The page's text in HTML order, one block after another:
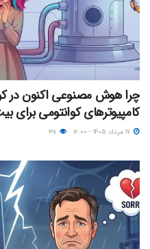
چرا هوش مصنوعی اکنون در
کامپیوترهای کوانتومی برای